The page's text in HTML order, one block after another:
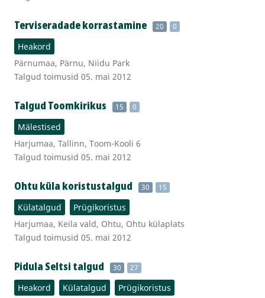
Terviseradade korrastamine 20 0
Heakord
Pärnumaa, Pärnu, Niidu Park
Talgud toimusid 05. mai 2012
Talgud Toomkirikus 15 0
Mälestised
Harjumaa, Tallinn, Toom-Kooli 6
Talgud toimusid 05. mai 2012
Ohtu küla koristustalgud 30 15
Külatalgud
Prügikoristus
Harjumaa, Keila vald, Ohtu, Ohtu külaplats
Talgud toimusid 05. mai 2012
Pidula Seltsi talgud 30 27
Heakord Külatalgud
Prügikoristus